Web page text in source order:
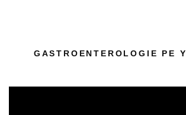
GASTROENTEROLOGIE PE